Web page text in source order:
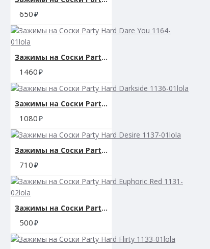
Производитель: California Exotic Novelties, США
650
Зажимы на Cоски Party Hard Dare You 1164-01lola
1460
Зажимы на Cоски Party Hard Darkside 1136-01lola
1080
Зажимы на Cоски Party Hard Desire 1137-01lola
710
Зажимы на Cоски Party Hard Euphoric Red 1131-02lola
500